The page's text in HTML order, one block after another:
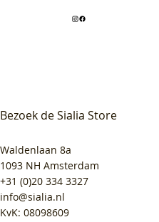
Bezoek de Sialia Store
Waldenlaan 8a
1093 NH Amsterdam
+31 (0)20 334 3327
info@sialia.nl
KvK: 08098609